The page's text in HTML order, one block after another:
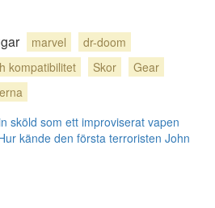
marvel
dr-doom
kompatibilitet Skor
Gear
sköld som ett improviserat vapen
kände den första terroristen John